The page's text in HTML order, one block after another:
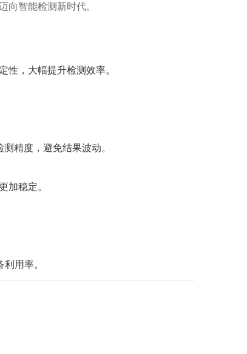
向智能检测新时代。
，大幅提升检测效率。
精度，避免结果波动。
加稳定。
用率。